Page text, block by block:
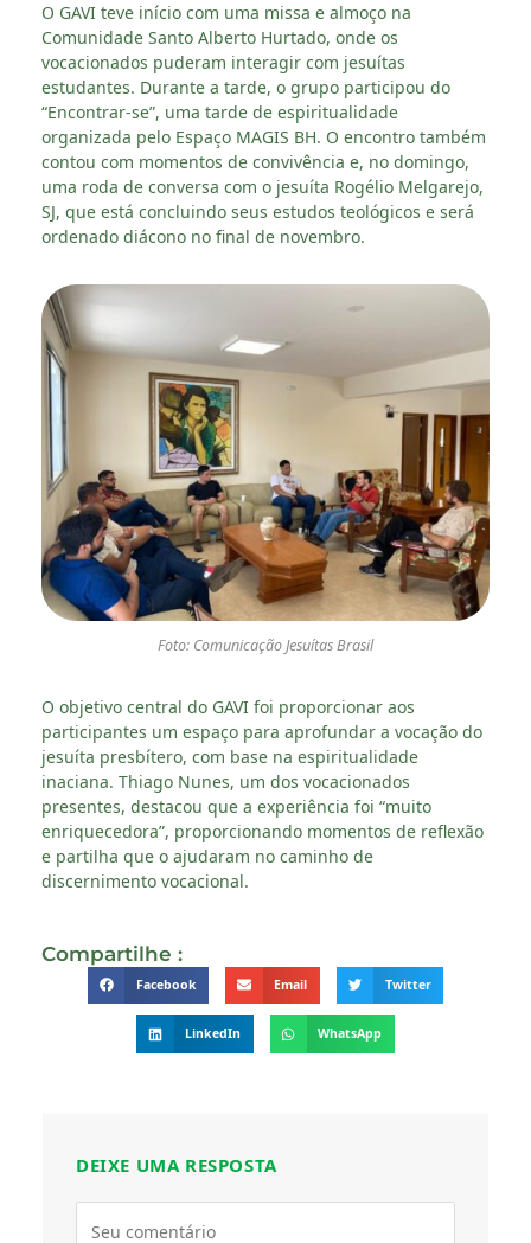
O GAVI teve início com uma missa e almoço na
Comunidade Santo Alberto Hurtado, onde os
vocacionados puderam interagir com jesuítas
estudantes. Durante a tarde, o grupo participou do
“Encontrar-se”, uma tarde de espiritualidade
organizada pelo Espaço MAGIS BH. O encontro também
contou com momentos de convivência e, no domingo,
uma roda de conversa com o jesuíta Rogélio Melgarejo,
SJ, que está concluindo seus estudos teológicos e será
ordenado diácono no final de novembro.
Foto: Comunicação Jesuítas Brasil
O objetivo central do GAVI foi proporcionar aos
participantes um espaço para aprofundar a vocação do
jesuíta presbítero, com base na espiritualidade
inaciana. Thiago Nunes, um dos vocacionados
presentes, destacou que a experiência foi “muito
enriquecedora”, proporcionando momentos de reflexão
e partilha que o ajudaram no caminho de
discernimento vocacional.
Compartilhe :
Facebook Email Twitter
LinkedIn WhatsApp
DEIXE UMA RESPOSTA